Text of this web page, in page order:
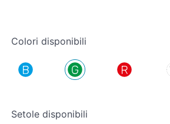
Colori disponibili
Setole disponibili